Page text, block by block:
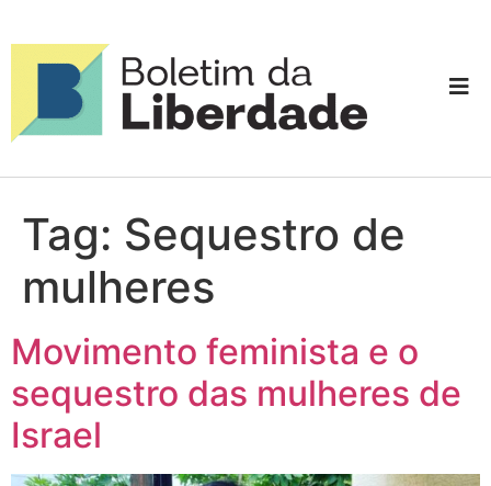
Tag: Sequestro de
mulheres
Movimento feminista e o
sequestro das mulheres de
Israel